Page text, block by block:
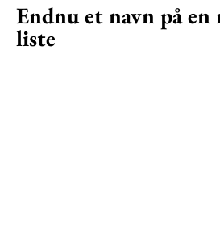
Endnu et navn på
liste